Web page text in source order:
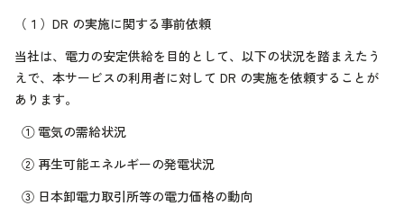
（１） DR の実施に関する事前依頼
当社は、電力の安定供給を目的として、以下の状況を踏まえたう
えで、本サービスの利用者に対して DR の実施を依頼することが
あります。
① 電気の需給状況
② 再生可能エネルギーの発電状況
③ 日本卸電力取引所等の電力価格の動向